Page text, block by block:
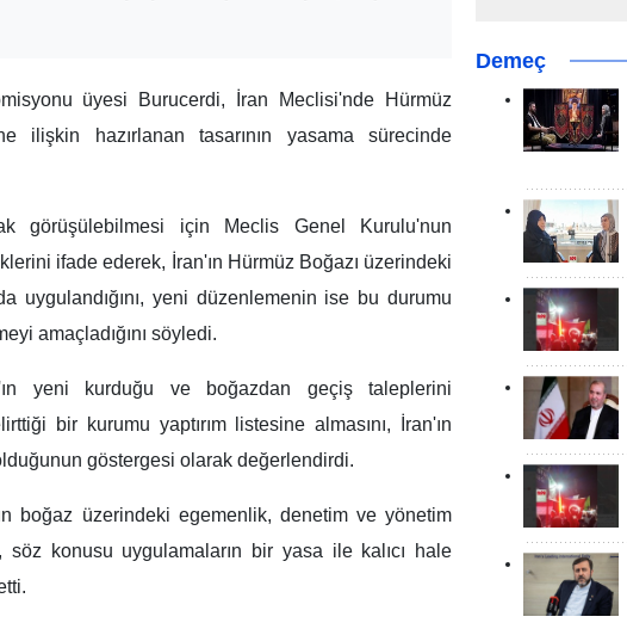
üyesi Burucerdi, İran Meclisi'nde Hürmüz
ilişkin hazırlanan tasarının yasama sürecinde
görüşülebilmesi için Meclis Genel Kurulu'nun
ifade ederek, İran'ın Hürmüz Boğazı üzerindeki
uygulandığını, yeni düzenlemenin ise bu durumu
amaçladığını söyledi.
yeni kurduğu ve boğazdan geçiş taleplerini
bir kurumu yaptırım listesine almasını, İran'ın
göstergesi olarak değerlendirdi.
boğaz üzerindeki egemenlik, denetim ve yönetim
söz konusu uygulamaların bir yasa ile kalıcı hale
Demeç